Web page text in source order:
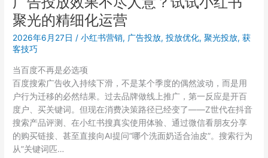
书
的
人
说
的
大
实
话
光
广
告
投
全
流
程
拆
解：
从
开
聚光的精细化运营
2026年6月27日 /小红书营销, 广告投放,投放优化,聚光投放,获
客技巧
当百度不再是必选项
百度搜索广告收入持续下滑，不是某个季度的偶然波动，而是用
户行为迁移的必然结果。过去品牌做线上推广，第一反应是开百
度户、买关键词。但现在消费决策路径已经变了——Z世代在抖音
搜索产品评测、在小红书搜真实使用体验、通过微信看朋友分享
的购买链接、甚至直接向AI提问”哪个洗面奶适合油皮”。搜索行为
从”关键词匹…